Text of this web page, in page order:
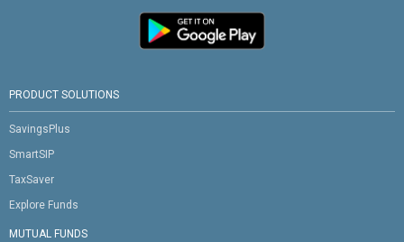
PRODUCT SOLUTIONS
SavingsPlus
SmartSIP
TaxSaver
Explore Funds
MUTUAL FUNDS